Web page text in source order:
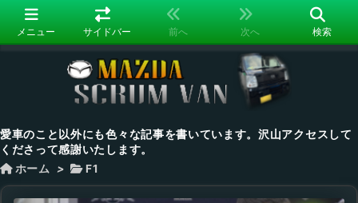
メニュー サイドバー 前へ 次へ 検索
愛車のこと以外にも色々な記事を書いています。沢山アクセスして
くださって感謝いたします。
ホーム > F1